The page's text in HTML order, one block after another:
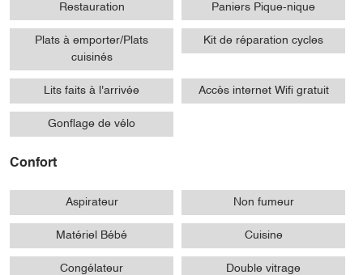
Restauration Paniers Pique-nique
Plats à emporter/Plats
cuisinés
Kit de réparation cycles
Lits faits à l'arrivée Accès internet Wifi gratuit
Gonflage de vélo
Confort
Aspirateur Non fumeur
Matériel Bébé Cuisine
Congélateur Double vitrage